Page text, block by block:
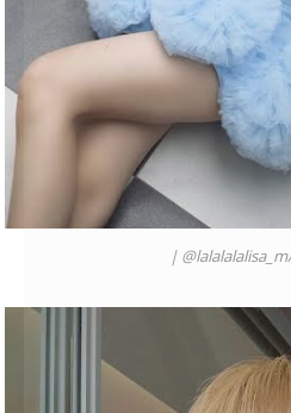
| @lalalalalisa_m